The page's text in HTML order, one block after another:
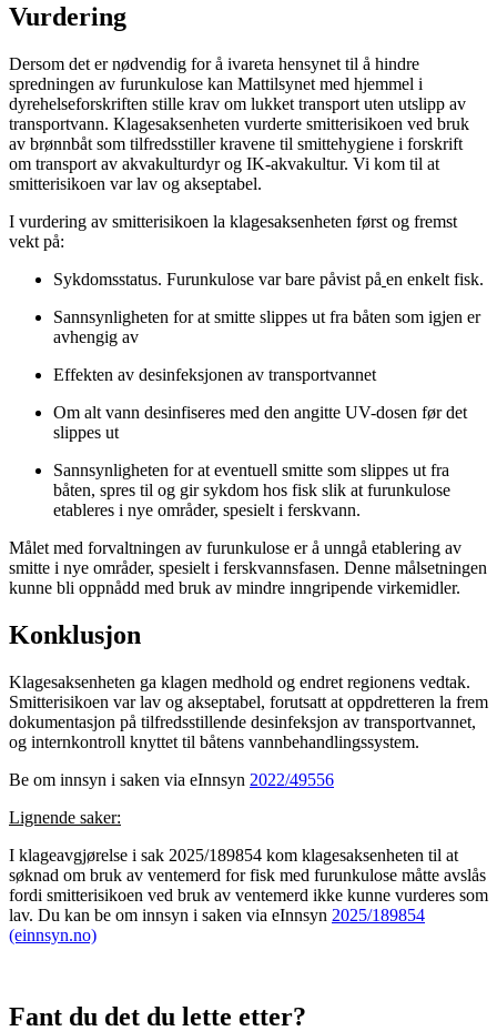
Vurdering
Dersom det er nødvendig for å ivareta hensynet til å hindre
spredningen av furunkulose kan Mattilsynet med hjemmel i
dyrehelseforskriften stille krav om lukket transport uten utslipp av
transportvann. Klagesaksenheten vurderte smitterisikoen ved bruk
av brønnbåt som tilfredsstiller kravene til smittehygiene i forskrift
om transport av akvakulturdyr og IK-akvakultur. Vi kom til at
smitterisikoen var lav og akseptabel.
I vurdering av smitterisikoen la klagesaksenheten først og fremst
vekt på:
Sykdomsstatus. Furunkulose var bare påvist på en enkelt fisk.
Sannsynligheten for at smitte slippes ut fra båten som igjen er
avhengig av
Effekten av desinfeksjonen av transportvannet
Om alt vann desinfiseres med den angitte UV-dosen før det
slippes ut
Sannsynligheten for at eventuell smitte som slippes ut fra
båten, spres til og gir sykdom hos fisk slik at furunkulose
etableres i nye områder, spesielt i ferskvann.
Målet med forvaltningen av furunkulose er å unngå etablering av
smitte i nye områder, spesielt i ferskvannsfasen. Denne målsetningen
kunne bli oppnådd med bruk av mindre inngripende virkemidler.
Konklusjon
Klagesaksenheten ga klagen medhold og endret regionens vedtak.
Smitterisikoen var lav og akseptabel, forutsatt at oppdretteren la frem
dokumentasjon på tilfredsstillende desinfeksjon av transportvannet,
og internkontroll knyttet til båtens vannbehandlingssystem.
Be om innsyn i saken via eInnsyn 2022/49556
Lignende saker:
I klageavgjørelse i sak 2025/189854 kom klagesaksenheten til at
søknad om bruk av ventemerd for fisk med furunkulose måtte avslås
fordi smitterisikoen ved bruk av ventemerd ikke kunne vurderes som
lav. Du kan be om innsyn i saken via eInnsyn 2025/189854
(einnsyn.no)
Fant du det du lette etter?